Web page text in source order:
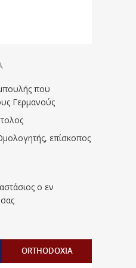
που
Γερμανούς
επίσκοπος
ο εν
ORTHODOXIA